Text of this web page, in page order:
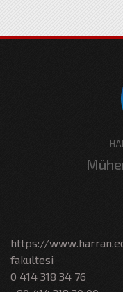
https://
fakultesi
0 414 318 34 76